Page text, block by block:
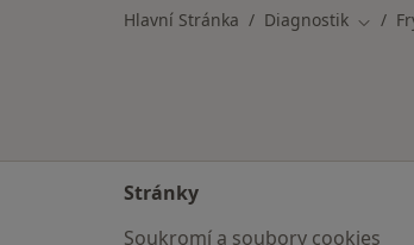
Hlavní Stránka Diagnostik
Stránky
Soukromí a soubory cookies